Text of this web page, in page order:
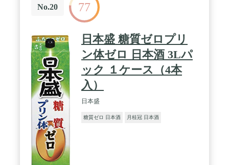
No.20 77
日本盛 糖質ゼロプリ
ン体ゼロ 日本酒 3Lパ
ック １ケース（4本
入）
日本盛
糖質ゼロ 日本酒 月桂冠 日本酒